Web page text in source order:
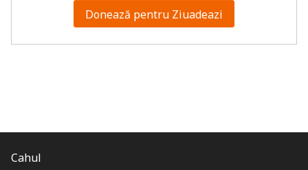
Donează pentru Ziuadeazi
Cahul